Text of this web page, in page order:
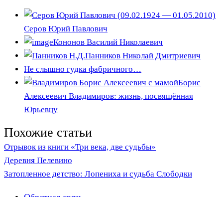
Серов Юрий Павлович
Кононов Василий Николаевич
Панников Николай Дмитриевич
Не слышно гудка фабричного…
Борис
Алексеевич Владимиров: жизнь, посвящённая
Юрьевцу
Похожие статьи
Отрывок из книги «Три века, две судьбы»
Деревня Пелевино
Затопленное детство: Лопениха и судьба Слободки